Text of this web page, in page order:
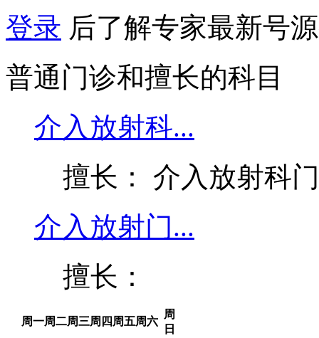
登录 后了解专家最新号
普通门诊和擅长的科目
介入放射科...
擅长： 介入放射科
介入放射门...
擅长：
周一周二周三周四 周五周六
周
日